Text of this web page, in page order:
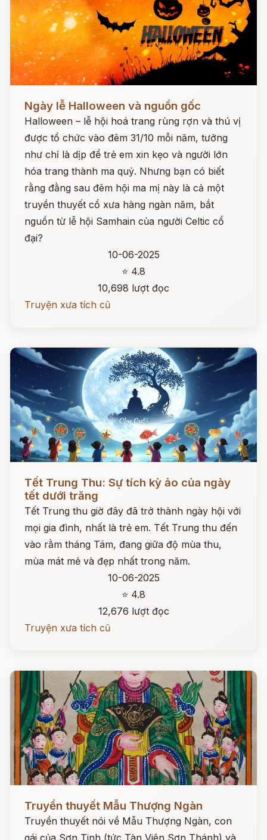
Ngày lễ Halloween và nguồn gốc
Halloween – lễ hội hoá trang rùng rợn và thú vị
được tổ chức vào đêm 31/10 mỗi năm, tưởng
như chỉ là dịp để trẻ em xin kẹo và người lớn
hóa trang thành ma quỷ. Nhưng bạn có biết
rằng đằng sau đêm hội ma mị này là cả một
truyền thuyết cổ xưa hàng ngàn năm, bắt
nguồn từ lễ hội Samhain của người Celtic cổ
đại?
10-06-2025
⭐ 4.8
10,698 lượt đọc
Truyện xưa tích cũ
Đọc ngay
Tết Trung Thu: Sự tích kỳ ảo của ngày
tết dưới trăng
Tết Trung thu giờ đây đã trở thành ngày hội với
mọi gia đình, nhất là trẻ em. Tết Trung thu đến
vào rằm tháng Tám, đang giữa độ mùa thu,
mùa mát mẻ và đẹp nhất trong năm.
10-06-2025
⭐ 4.8
12,676 lượt đọc
Truyện xưa tích cũ
Đọc ngay
Truyền thuyết Mẫu Thượng Ngàn
Truyền thuyết nói về Mẫu Thượng Ngàn, con
gái của Sơn Tinh (tức Tàn Viên Sơn Thánh) và